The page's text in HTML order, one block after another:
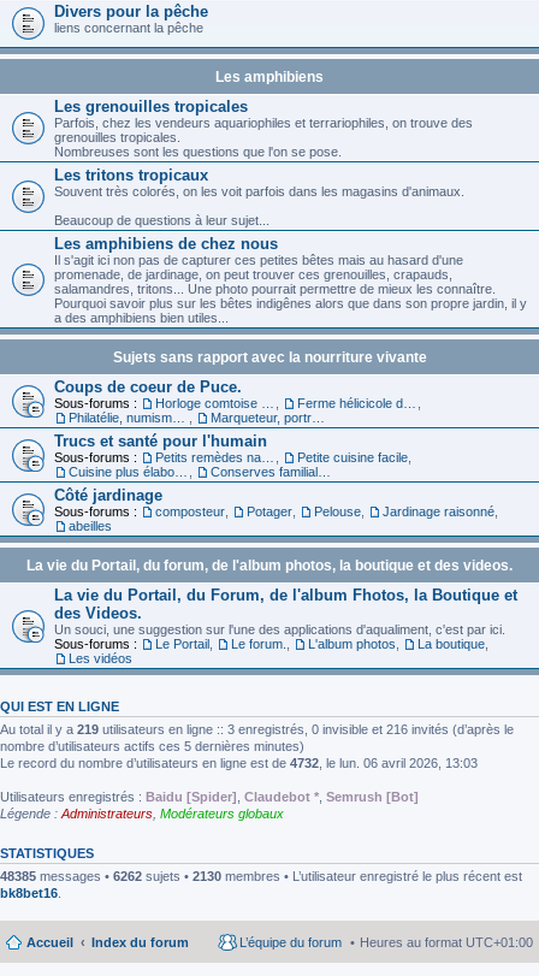
Divers pour la pêche
liens concernant la pêche
Les amphibiens
Les grenouilles tropicales
Parfois, chez les vendeurs aquariophiles et terrariophiles, on trouve des
grenouilles tropicales.
Nombreuses sont les questions que l'on se pose.
Les tritons tropicaux
Souvent très colorés, on les voit parfois dans les magasins d'animaux.
Beaucoup de questions à leur sujet...
Les amphibiens de chez nous
Il s'agit ici non pas de capturer ces petites bêtes mais au hasard d'une
promenade, de jardinage, on peut trouver ces grenouilles, crapauds,
salamandres, tritons... Une photo pourrait permettre de mieux les connaître.
Pourquoi savoir plus sur les bêtes indigênes alors que dans son propre jardin, il y
a des amphibiens bien utiles...
Sujets sans rapport avec la nourriture vivante
Coups de coeur de Puce.
Sous-forums :
Trucs et santé pour l'humain
Sous-forums : Petite cuisine facile
Côté jardinage
Sous-forums : composteur Potager Pelouse Jardinage raisonné
abeilles
La vie du Portail, du forum, de l'album photos, la boutique et des videos.
La vie du Portail, du Forum, de l'album Fhotos, la Boutique et
des Videos.
Un souci, une suggestion sur l'une des applications d'aqualiment, c'est par ici.
Sous-forums :
Le Portail Le forum. L'album photos La boutique
Les vidéos
QUI EST EN LIGNE
Au total il y a 219 utilisateurs en ligne :: 3 enregistrés, 0 invisible et 216 invités (d’après le
nombre d’utilisateurs actifs ces 5 dernières minutes)
Le record du nombre d’utilisateurs en ligne est de 4732 , le lun. 06 avril 2026, 13:03
Utilisateurs enregistrés : Baidu [Spider] Claudebot * Semrush [Bot]
Légende : Administrateurs Modérateurs globaux
STATISTIQUES
48385 messages • 6262 sujets • 2130 membres • L’utilisateur enregistré le plus récent est
bk8bet16
Accueil Index du forum Heures au format UTC+01:00
L’équipe du forum